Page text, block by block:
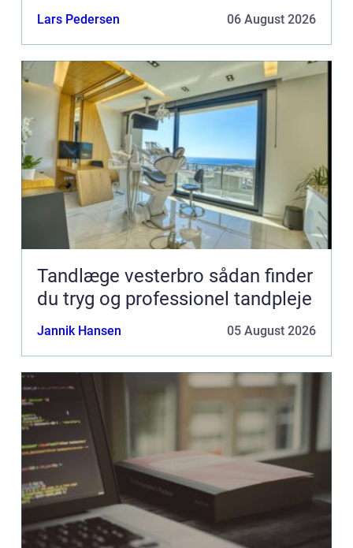
Lars Pedersen 06 August 2026
Tandlæge vesterbro sådan finder
du tryg og professionel tandpleje
Jannik Hansen 05 August 2026